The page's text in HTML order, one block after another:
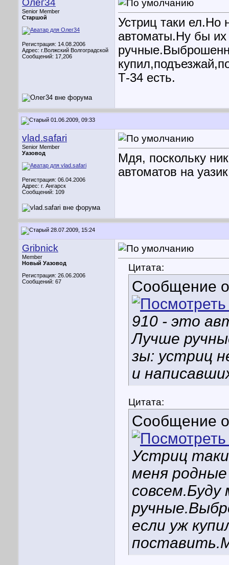
Олег34
Senior Member
Старшой
Регистрация: 14.08.2006
Адрес: г.Волжский Волгоградской
Сообщений: 17,206
Устриц таки
автоматы.Ну бы
Т-34 есть.
01.06.2009, 09:33
vlad.safari
Senior Member
Уазовод
Регистрация: 06.04.2006
Адрес: г. Ангарск
Сообщений: 109
Мдя, поскольку
автоматов на
28.07.2009, 15:24
Gribnick
Member
Новый Уазовод
Регистрация: 26.06.2006
Сообщений: 67
Цитата:
Сообщение
910 - это
Лучше
зы: устриц
и
Цитата:
Сообщение
Устриц
меня
если уж